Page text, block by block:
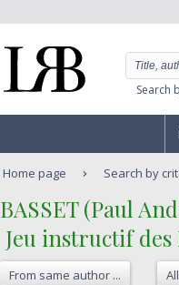
Search
Home page Search by
‎BASSET (Paul
Jeu instructif
From same author ...